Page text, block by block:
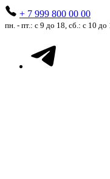
+ 7 999 800 00 00
пн. - пт.: с 9 до 18, сб.: с 10 до